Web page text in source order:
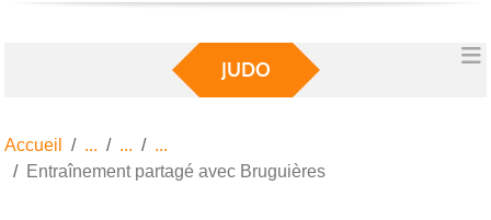
JUDO
Accueil
Entraînement partagé avec Bruguières